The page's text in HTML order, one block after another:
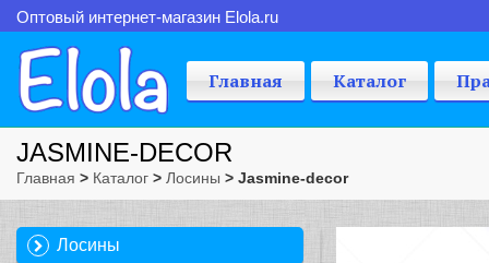
Оптовый интернет-магазин Elola.ru
Главная Каталог
JASMINE-DECOR
Главная > Каталог > Лосины > Jasmine-decor
Лосины